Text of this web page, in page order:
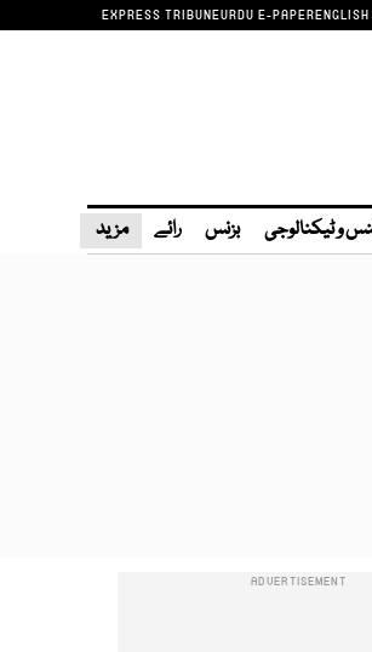
EXPRESS TRIBUNEURDU E-PAPER
و ٹیکنالوجی بزنس رائے مزید